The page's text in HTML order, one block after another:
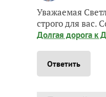
Уважаемая
строго для вас.
Долгая дорога к
Ответить